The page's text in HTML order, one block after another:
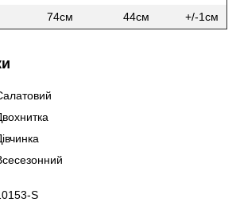
74см 44см +/-1см
S